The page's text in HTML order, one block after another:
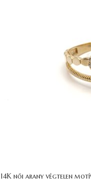
14K női arany végtelen